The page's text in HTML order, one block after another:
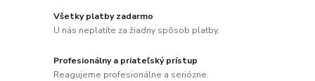
Všetky platby zadarmo
U nás neplatíte za žiadny spôsob platby.
Profesionálny a priateľský prístup
Reagujeme profesionálne a seriózne.